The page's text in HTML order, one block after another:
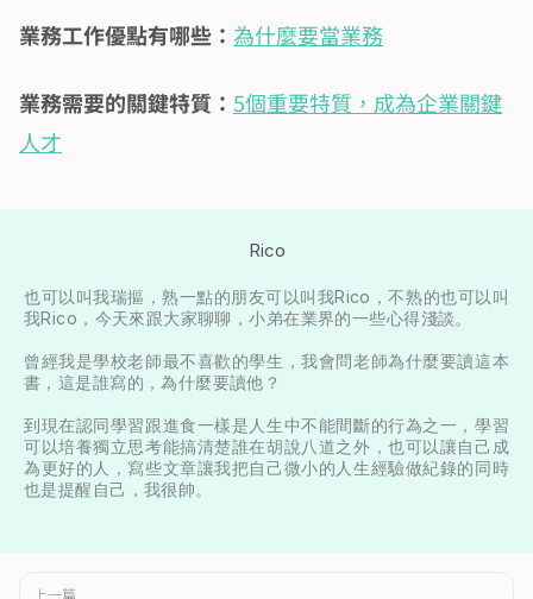
業務工作優點有哪些： 為什麼要當業務
業務需要的關鍵特質： 5個重要特質，成為企業關鍵
人才
Rico
也可以叫我瑞摳，熟一點的朋友可以叫我Rico，不熟的也可以叫
我Rico，今天來跟大家聊聊，小弟在業界的一些心得淺談。
曾經我是學校老師最不喜歡的學生，我會問老師為什麼要讀這本
書，這是誰寫的，為什麼要讀他？
到現在認同學習跟進食一樣是人生中不能間斷的行為之一，學習
可以培養獨立思考能搞清楚誰在胡說八道之外，也可以讓自己成
為更好的人，寫些文章讓我把自己微小的人生經驗做紀錄的同時
也是提醒自己，我很帥。
上一篇